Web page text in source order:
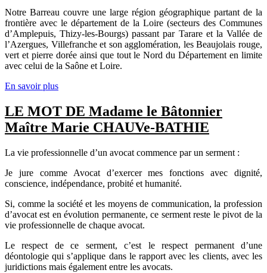
Notre Barreau couvre une large région géographique partant de la
frontière avec le département de la Loire (secteurs des Communes
d’Amplepuis, Thizy-les-Bourgs) passant par Tarare et la Vallée de
l’Azergues, Villefranche et son agglomération, les Beaujolais rouge,
vert et pierre dorée ainsi que tout le Nord du Département en limite
avec celui de la Saône et Loire.
En savoir plus
LE MOT DE Madame le Bâtonnier
Maître Marie CHAUVe-BATHIE
La vie professionnelle d’un avocat commence par un serment :
Je jure comme Avocat d’exercer mes fonctions avec dignité,
conscience, indépendance, probité et humanité.
Si, comme la société et les moyens de communication, la profession
d’avocat est en évolution permanente, ce serment reste le pivot de la
vie professionnelle de chaque avocat.
Le respect de ce serment, c’est le respect permanent d’une
déontologie qui s’applique dans le rapport avec les clients, avec les
juridictions mais également entre les avocats.